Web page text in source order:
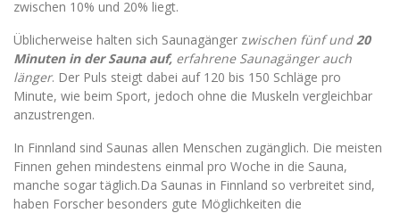
zwischen 10% und 20% liegt.
Üblicherweise halten sich Saunagänger zwischen fünf und20
Minuten in der Sauna auf, erfahrene Saunagänger auch
länger. Der Puls steigt dabei auf 120 bis 150 Schläge pro
Minute, wie beim Sport, jedoch ohne die Muskeln vergleichbar
anzustrengen.
In Finnland sind Saunas allen Menschen zugänglich. Die meisten
Finnen gehen mindestens einmal pro Woche in die Sauna,
manche sogar täglich.Da Saunas in Finnland so verbreitet sind,
haben Forscher besonders gute Möglichkeiten die